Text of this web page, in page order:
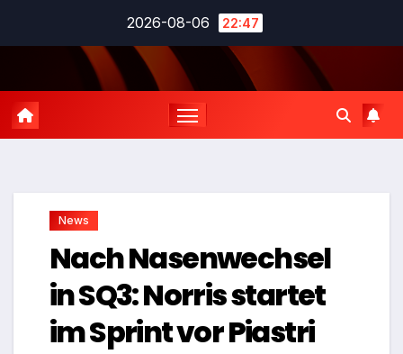
2026-08-06 22:47
News
Nach Nasenwechsel
in SQ3: Norris startet
im Sprint vor Piastri